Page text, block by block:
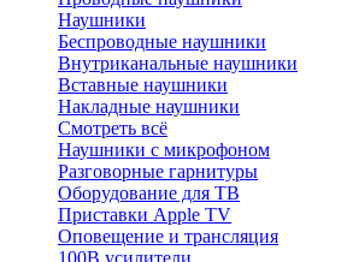
Наушники
Беспроводные наушники
Внутриканальные наушники
Вставные наушники
Накладные наушники
Смотреть всё
Наушники с микрофоном
Разговорные гарнитуры
Оборудование для ТВ
Приставки Apple TV
Оповещение и трансляция
100В усилители